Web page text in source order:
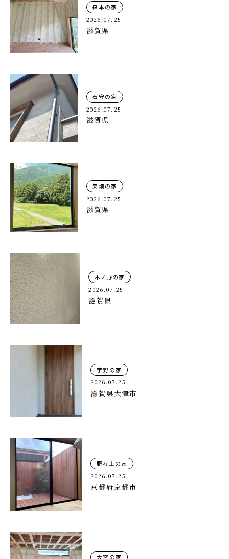
森本の家
2026.07.25
滋賀県
石守の家
2026.07.25
滋賀県
美畑の家
2026.07.25
滋賀県
木ノ野の家
2026.07.25
滋賀県
字野の家
2026.07.25
滋賀県大津市
野々上の家
2026.07.25
京都府京都市
大宮の家